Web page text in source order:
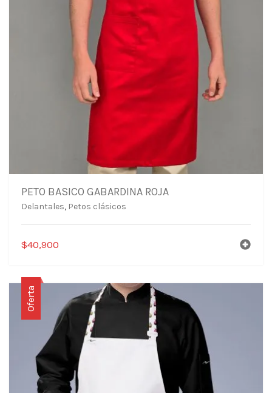
PETO BASICO GABARDINA ROJA
Delantales, Petos clásicos
$40,900
Oferta